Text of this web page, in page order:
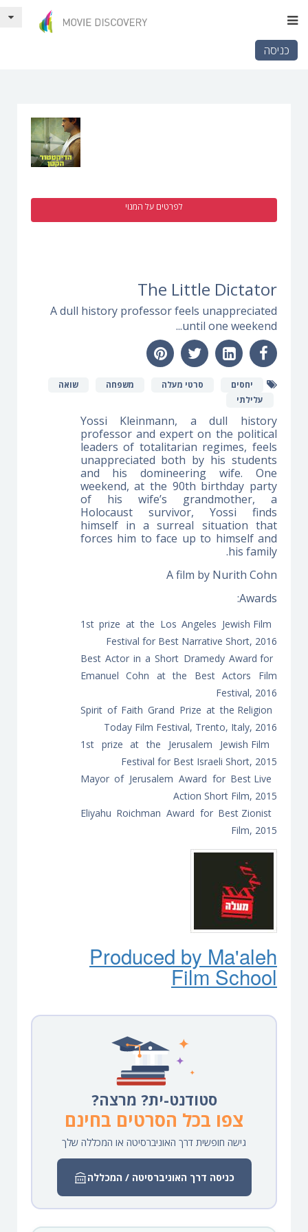
כניסה
לפרטים על המנוי
The Little Dictator
A dull history professor feels unappreciated
until one weekend...
יחסים סרטי מעלה משפחה
שואה
עלילתי
Yossi Kleinmann, a dull history
professor and expert on the political
leaders of totalitarian regimes, feels
unappreciated both by his students
and his domineering wife. One
weekend, at the 90th birthday party
of his wife’s grandmother, a
Holocaust survivor, Yossi finds
himself in a surreal situation that
forces him to face up to himself and
his family.
A film by Nurith Cohn
Awards:
1st prize at the Los Angeles Jewish Film
Festival for Best Narrative Short, 2016
Best Actor in a Short Dramedy Award for
Emanuel Cohn at the Best Actors Film
Festival, 2016
Spirit of Faith Grand Prize at the Religion
Today Film Festival, Trento, Italy, 2016
1st prize at the Jerusalem Jewish Film
Festival for Best Israeli Short, 2015
Mayor of Jerusalem Award for Best Live
Action Short Film, 2015
Eliyahu Roichman Award for Best Zionist
Film, 2015
Produced by Ma'aleh
Film School
סטודנט-ית? מרצה?
צפו בכל הסרטים בחינם
גישה חופשית דרך האוניברסיטה או המכללה שלך
כניסה דרך האוניברסיטה / המכללה